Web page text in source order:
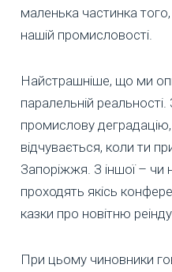
маленька частинка
нашій промисловості.
Найстрашніше, що ми
паралельній
промислову
відчувається, коли ти
Запоріжжя. З іншої – чи
проходять якісь
казки про новітню
При цьому чиновники